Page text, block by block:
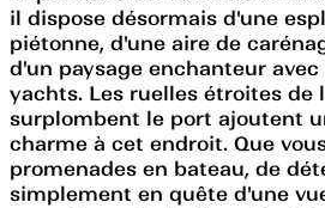
il dispose désormais d'une
piétonne, d'une aire de
d'un paysage enchanteur
yachts. Les ruelles étroites de
surplombent le port ajoutent
charme à cet endroit. Que
promenades en bateau, de
simplement en quête d'une